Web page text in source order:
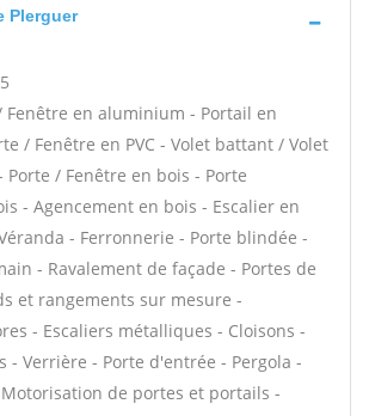
Plerguer
Fenêtre en aluminium - Portail en
/ Fenêtre en PVC - Volet battant / Volet
Porte / Fenêtre en bois - Porte
- Agencement en bois - Escalier en
- Ferronnerie - Porte blindée -
- Ravalement de façade - Portes de
et rangements sur mesure -
- Escaliers métalliques - Cloisons -
- Verrière - Porte d'entrée - Pergola -
de portes et portails -